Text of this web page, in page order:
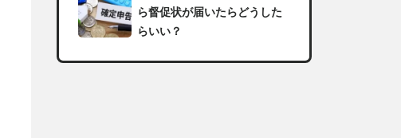
ら督促状が届いたらどうした
らいい？
足場の組み立てに資格は必